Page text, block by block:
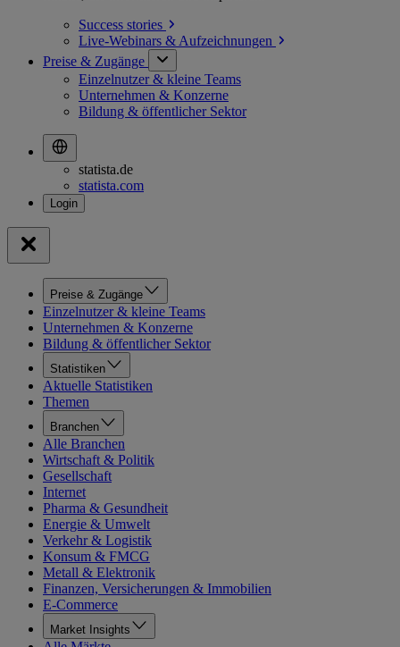
Success stories
Live-Webinars & Aufzeichnungen
Preise & Zugänge
Einzelnutzer & kleine Teams
Unternehmen & Konzerne
Bildung & öffentlicher Sektor
statista.de
statista.com
Preise & Zugänge
Einzelnutzer & kleine Teams
Unternehmen & Konzerne
Bildung & öffentlicher Sektor
Statistiken
Aktuelle Statistiken
Themen
Branchen
Alle Branchen
Wirtschaft & Politik
Gesellschaft
Internet
Pharma & Gesundheit
Energie & Umwelt
Verkehr & Logistik
Konsum & FMCG
Metall & Elektronik
Finanzen, Versicherungen & Immobilien
E-Commerce
Market Insights